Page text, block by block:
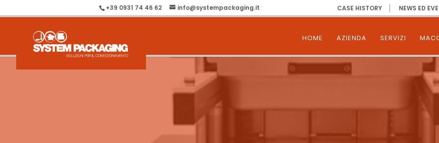
+39 0931 74 46 62 info@systempackaging.it CASE HISTORY NEWS ED
HOME AZIENDA SERVIZI